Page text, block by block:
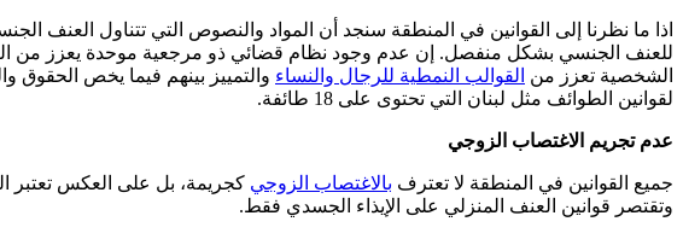
اذا ما نظرنا إلى القوانين في المنطقة سنجد أن المواد والنصوص التي تتناول العنف
للعنف الجنسي بشكل منفصل. إن عدم وجود نظام قضائي ذو مرجعية موحدة يعزز من
الشخصية تعزز من القوالب النمطية للرجال والنساء والتمييز بينهم فيما يخص الحقوق
لقوانين الطوائف مثل لبنان التي تحتوى على 18 طائفة.
عدم تجريم الاغتصاب الزوجي
جميع القوانين في المنطقة لا تعترف بالاغتصاب الزوجي كجريمة، بل على العكس تعتبر
وتقتصر قوانين العنف المنزلي على الإيذاء الجسدي فقط.